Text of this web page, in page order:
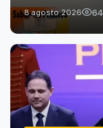
8 agosto 2026 64